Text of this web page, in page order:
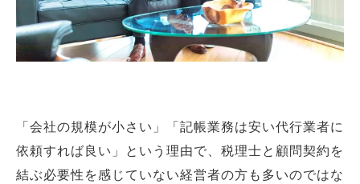
「会社の規模が小さい」「記帳業務は安い代行業者に
依頼すれば良い」という理由で、税理士と顧問契約を
結ぶ必要性を感じていない経営者の方も多いのではな